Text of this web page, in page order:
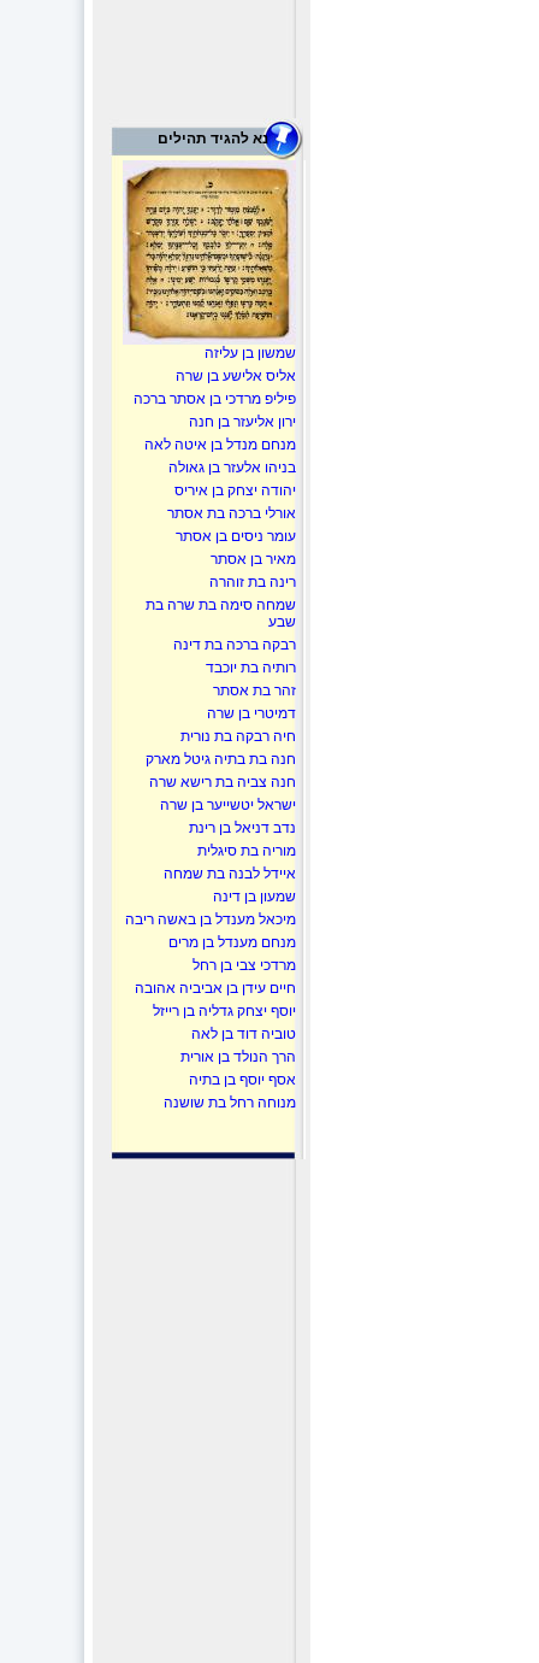
נא להגיד תהילים
שמשון בן עליזה
אליס אלישע בן שרה
פיליפ מרדכי בן אסתר ברכה
ירון אליעזר בן חנה
מנחם מנדל בן איטה לאה
בניהו אלעזר בן גאולה
יהודה יצחק בן איריס
אורלי ברכה בת אסתר
עומר ניסים בן אסתר
מאיר בן אסתר
רינה בת זוהרה
שמחה סימה בת שרה בת
שבע
רבקה ברכה בת דינה
רותיה בת יוכבד
זהר בת אסתר
דמיטרי בן שרה
חיה רבקה בת נורית
חנה בת בתיה גיטל מארק
חנה צביה בת רישא שרה
ישראל יטשייער בן שרה
נדב דניאל בן רינת
מוריה בת סיגלית
איידל לבנה בת שמחה
שמעון בן דינה
מיכאל מענדל בן באשה ריבה
מנחם מענדל בן מרים
מרדכי צבי בן רחל
חיים עידן בן אביביה אהובה
יוסף יצחק גדליה בן רייזל
טוביה דוד בן לאה
הרך הנולד בן אורית
אסף יוסף בן בתיה
מנוחה רחל בת שושנה